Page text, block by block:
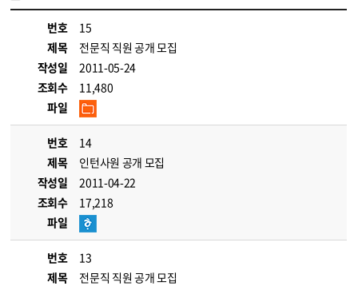
번호
15
제목
전문직 직원 공개 모집
작성일
2011-05-24
조회수
11,480
파일
번호
14
제목
인턴사원 공개 모집
작성일
2011-04-22
조회수
17,218
파일
번호
13
제목
전문직 직원 공개 모집